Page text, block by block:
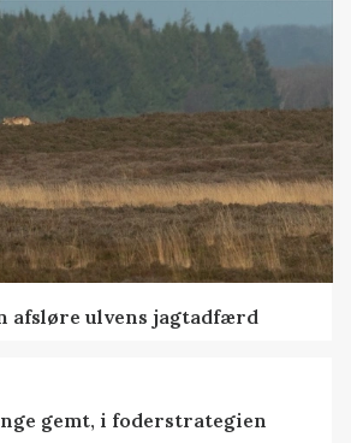
afsløre ulvens jagtadfærd
gemt, i foderstrategien